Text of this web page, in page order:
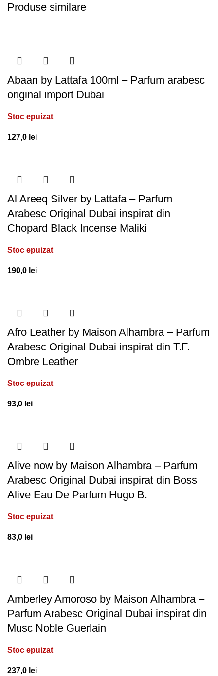
Produse similare
Abaan by Lattafa 100ml – Parfum arabesc
original import Dubai
Stoc epuizat
127,0 lei
Al Areeq Silver by Lattafa – Parfum
Arabesc Original Dubai inspirat din
Chopard Black Incense Maliki
Stoc epuizat
190,0 lei
Afro Leather by Maison Alhambra – Parfum
Arabesc Original Dubai inspirat din T.F.
Ombre Leather
Stoc epuizat
93,0 lei
Alive now by Maison Alhambra – Parfum
Arabesc Original Dubai inspirat din Boss
Alive Eau De Parfum Hugo B.
Stoc epuizat
83,0 lei
Amberley Amoroso by Maison Alhambra –
Parfum Arabesc Original Dubai inspirat din
Musc Noble Guerlain
Stoc epuizat
237,0 lei